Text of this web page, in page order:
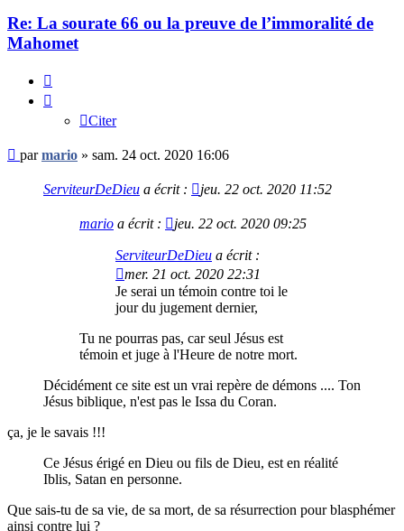
Re: La sourate 66 ou la preuve de l’immoralité de
Mahomet
Citer
Message
non
parmario » sam. 24 oct. 2020 16:06
ServiteurDeDieu a écrit : jeu. 22 oct. 2020 11:52
mario a écrit : jeu. 22 oct. 2020 09:25
ServiteurDeDieu a écrit :
mer. 21 oct. 2020 22:31
Je serai un témoin contre toi le
jour du jugement dernier,
Tu ne pourras pas, car seul Jésus est
témoin et juge à l'Heure de notre mort.
Décidément ce site est un vrai repère de démons .... Ton
Jésus biblique, n'est pas le Issa du Coran.
ça, je le savais !!!
Ce Jésus érigé en Dieu ou fils de Dieu, est en réalité
Iblis, Satan en personne.
Que sais-tu de sa vie, de sa mort, de sa résurrection pour blasphémer
ainsi contre lui ?